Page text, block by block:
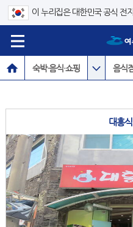
이 누리집은 대한민국 공식 전
숙박·음식·쇼핑 음식
대흥